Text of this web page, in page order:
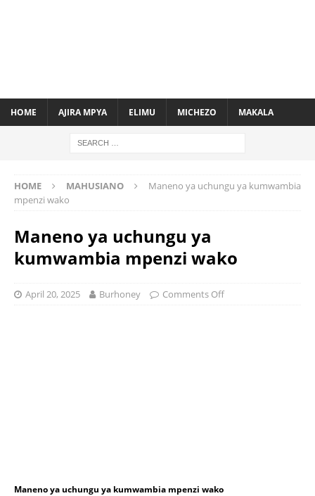
HOME AJIRA MPYA ELIMU MICHEZO MAKALA
HOME MAHUSIANO
Maneno ya uchungu ya kumwambia
mpenzi wako
Maneno ya uchungu ya
kumwambia mpenzi wako
April 20, 2025 Burhoney Comments Off
Maneno ya uchungu ya kumwambia mpenzi wako